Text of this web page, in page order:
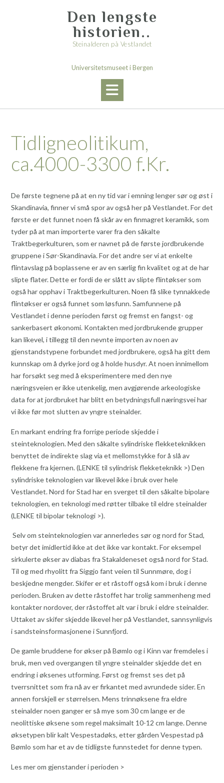
Den lengste
historien..
Steinalderen på Vestlandet
Universitetsmuseet i Bergen
Tidligneolitikum,
ca.4000-3300 f.Kr.
De første tegnene på at en ny tid var i emning lenger sør og øst i
Skandinavia, finner vi små spor av også her på Vestlandet. For det
første er det funnet noen få skår av en finmagret keramikk, som
tyder på at man importerte varer fra den såkalte
Traktbegerkulturen, som er navnet på de første jordbrukende
gruppene i Sør-Skandinavia. For det andre ser vi at enkelte
flintavslag på boplassene er av en særlig fin kvalitet og at de har
slipte flater. Dette er fordi de er slått av slipte flintøkser som
også har opphav i Traktbegerkulturen. Noen få slike tynnakkede
flintøkser er også funnet som løsfunn. Samfunnene på
Vestlandet i denne perioden først og fremst en fangst- og
sankerbasert økonomi. Kontakten med jordbrukende grupper
kan likevel, i tillegg til den nevnte importen av noen av
gjenstandstypene forbundet med jordbrukere, også ha gitt dem
kunnskap om å dyrke jord og å holde husdyr. At noen innimellom
har forsøkt seg med å eksperimentere med den nye
næringsveien er ikke utenkelig, men avgjørende arkeologiske
data for at jordbruket har blitt en betydningsfull næringsvei har
vi ikke før mot slutten av yngre steinalder.
En markant endring fra forrige periode skjedde i
steinteknologien. Med den såkalte sylindriske flekketeknikken
benyttet de indirekte slag via et mellomstykke for å slå av
flekkene fra kjernen. (LENKE til sylindrisk flekketeknikk >) Den
sylindriske teknologien var likevel ikke i bruk over hele
Vestlandet. Nord for Stad har en sverget til den såkalte bipolare
teknologien, en teknologi med røtter tilbake til eldre steinalder
(LENKE til bipolar teknologi >).
Selv om steinteknologien var annerledes sør og nord for Stad,
betyr det imidlertid ikke at det ikke var kontakt. For eksempel
sirkulerte økser av diabas fra Stakaldeneset også nord for Stad.
Til og med rhyolitt fra Siggjo fant veien til Sunnmøre, dog i
beskjedne mengder. Skifer er et råstoff også kom i bruk i denne
perioden. Bruken av dette råstoffet har trolig sammenheng med
kontakter nordover, der råstoffet alt var i bruk i eldre steinalder.
Uttaket av skifer skjedde likevel her på Vestlandet, sannsynligvis
i sandsteinsformasjonene i Sunnfjord.
De gamle bruddene for økser på Bømlo og i Kinn var fremdeles i
bruk, men ved overgangen til yngre steinalder skjedde det en
endring i øksenes utforming. Først og fremst ses det på
tverrsnittet som fra nå av er firkantet med avrundede sider. En
annen forskjell er størrelsen. Mens trinnøksene fra eldre
steinalder noen ganger er så mye som 30 cm lange er de
neolittiske øksene som regel maksimalt 10-12 cm lange. Denne
øksetypen blir kalt Vespestadøks, etter gården Vespestad på
Bømlo som har et av de tidligste funnstedet for denne typen.
Les mer om gjenstander i perioden >